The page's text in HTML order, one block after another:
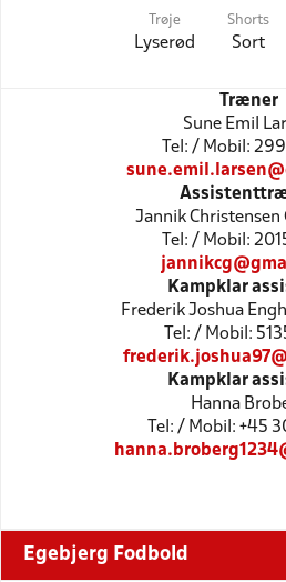
Trøje
Lyserød
Shorts
Sort
Træner
Sune Emil
Tel: / Mobil:
Jannik Christensen
Tel: / Mobil:
Kampklar
Frederik Joshua
Tel: / Mobil:
Kampklar
Hanna
Tel: / Mobil: +45
Egebjerg Fodbold